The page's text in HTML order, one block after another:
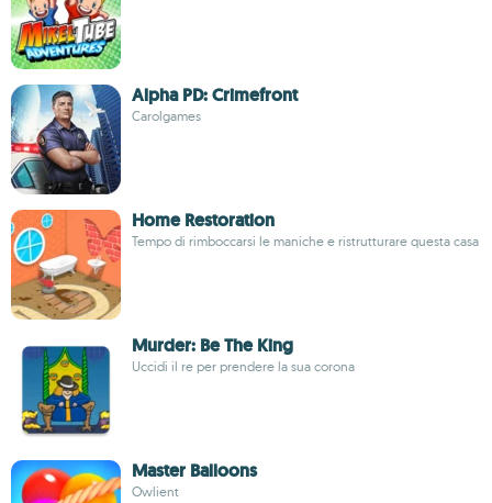
Alpha PD: Crimefront
Carolgames
Home Restoration
Tempo di rimboccarsi le maniche e ristrutturare questa casa
Murder: Be The King
Uccidi il re per prendere la sua corona
Master Balloons
Owlient